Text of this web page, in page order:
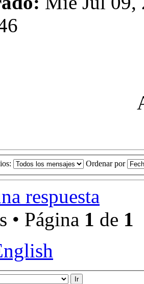
Ordenar por
respuesta
• Página 1 de 1